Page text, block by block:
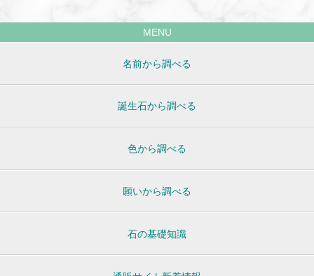
MENU
名前から調べる
誕生石から調べる
色から調べる
願いから調べる
石の基礎知識